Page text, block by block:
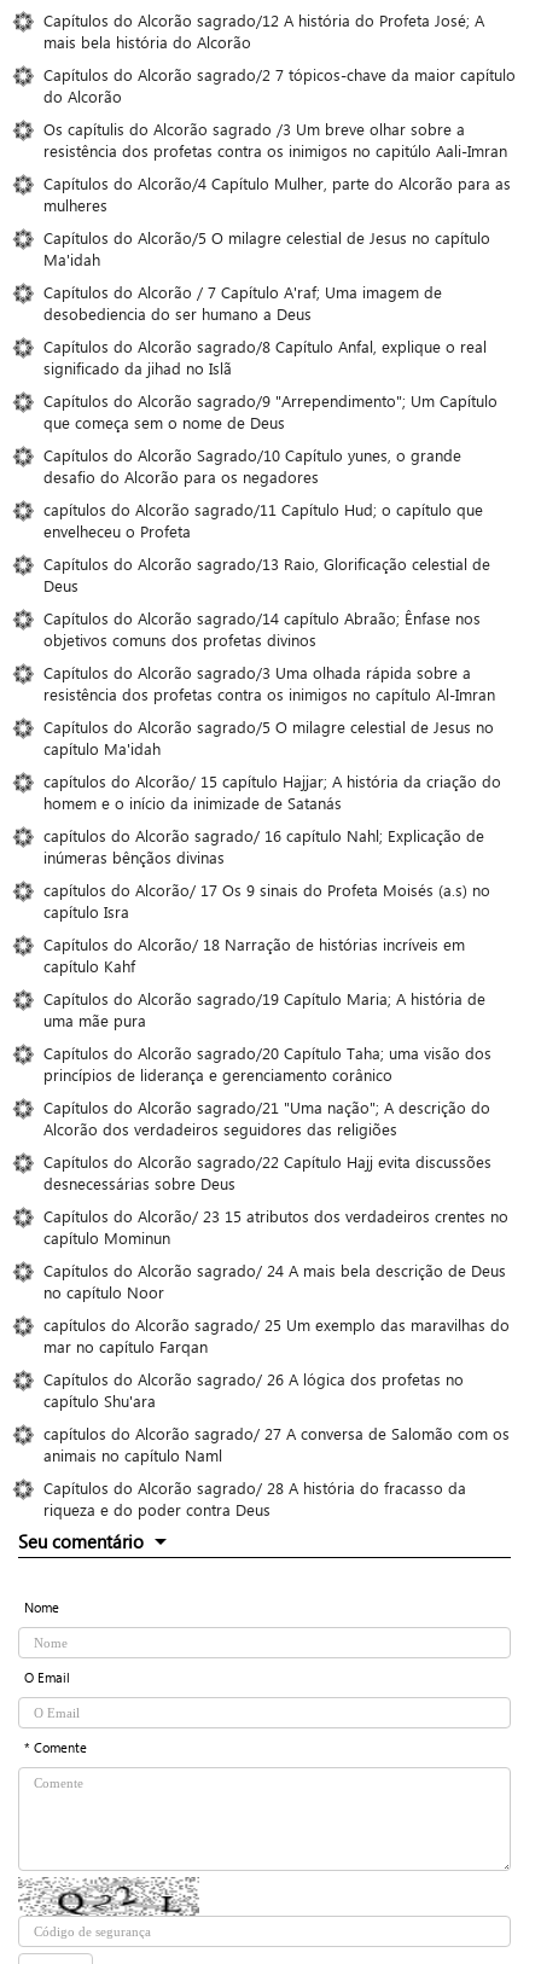
Capítulos do Alcorão sagrado/12 A história do Profeta José; A
mais bela história do Alcorão
Capítulos do Alcorão sagrado/2 7 tópicos-chave da maior capítulo
do Alcorão
Os capítulis do Alcorão sagrado /3 Um breve olhar sobre a
resistência dos profetas contra os inimigos no capitúlo Aali-Imran
Capítulos do Alcorão/4 Capítulo Mulher, parte do Alcorão para as
mulheres
Capítulos do Alcorão/5 O milagre celestial de Jesus no capítulo
Ma'idah
Capítulos do Alcorão / 7 Capítulo A'raf; Uma imagem de
desobediencia do ser humano a Deus
Capítulos do Alcorão sagrado/8 Capítulo Anfal, explique o real
significado da jihad no Islã
Capítulos do Alcorão sagrado/9 "Arrependimento"; Um Capítulo
que começa sem o nome de Deus
Capítulos do Alcorão Sagrado/10 Capítulo yunes, o grande
desafio do Alcorão para os negadores
capítulos do Alcorão sagrado/11 Capítulo Hud; o capítulo que
envelheceu o Profeta
Capítulos do Alcorão sagrado/13 Raio, Glorificação celestial de
Deus
Capítulos do Alcorão sagrado/14 capítulo Abraão; Ênfase nos
objetivos comuns dos profetas divinos
Capítulos do Alcorão sagrado/3 Uma olhada rápida sobre a
resistência dos profetas contra os inimigos no capítulo Al-Imran
Capítulos do Alcorão sagrado/5 O milagre celestial de Jesus no
capítulo Ma'idah
capítulos do Alcorão/ 15 capítulo Hajjar; A história da criação do
homem e o início da inimizade de Satanás
capítulos do Alcorão sagrado/ 16 capítulo Nahl; Explicação de
inúmeras bênçãos divinas
capítulos do Alcorão/ 17 Os 9 sinais do Profeta Moisés (a.s) no
capítulo Isra
Capítulos do Alcorão/ 18 Narração de histórias incríveis em
capítulo Kahf
Capítulos do Alcorão sagrado/19 Capítulo Maria; A história de
uma mãe pura
Capítulos do Alcorão sagrado/20 Capítulo Taha; uma visão dos
princípios de liderança e gerenciamento corânico
Capítulos do Alcorão sagrado/21 "Uma nação"; A descrição do
Alcorão dos verdadeiros seguidores das religiões
Capítulos do Alcorão sagrado/22 Capítulo Hajj evita discussões
desnecessárias sobre Deus
Capítulos do Alcorão/ 23 15 atributos dos verdadeiros crentes no
capítulo Mominun
Capítulos do Alcorão sagrado/ 24 A mais bela descrição de Deus
no capítulo Noor
capítulos do Alcorão sagrado/ 25 Um exemplo das maravilhas do
mar no capítulo Farqan
Capítulos do Alcorão sagrado/ 26 A lógica dos profetas no
capítulo Shu'ara
capítulos do Alcorão sagrado/ 27 A conversa de Salomão com os
animais no capítulo Naml
Capítulos do Alcorão sagrado/ 28 A história do fracasso da
riqueza e do poder contra Deus
Seu comentário
Nome
O Email
* Comente